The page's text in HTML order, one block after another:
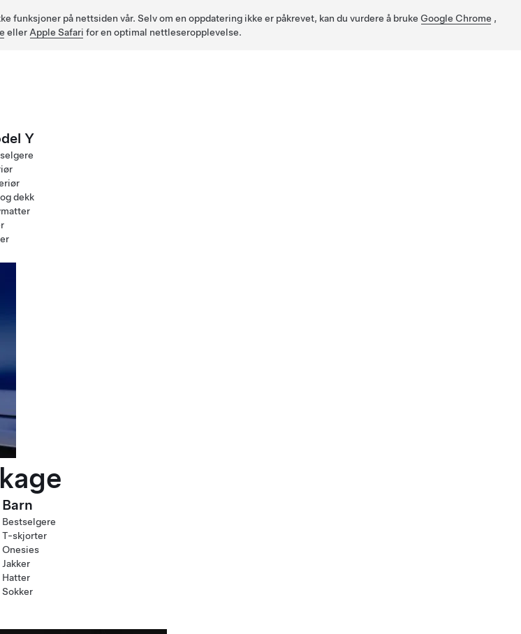
på nettsiden vår. Selv om en oppdatering ikke er påkrevet, kan du vurdere å bruke Google Chrome ,
eller Apple Safari for en optimal nettleseropplevelse.
Y
dekk
Barn
Bestselgere
T-skjorter
Onesies
Jakker
Hatter
Sokker